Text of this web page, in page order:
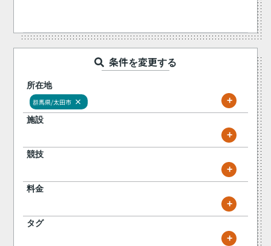
条件を変更する
所在地
群馬県/太田市 × +
施設
+
競技
+
料金
+
タグ
+